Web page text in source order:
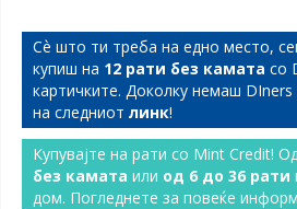
Сѐ што ти треба на едно место,
купиш на 12 рати без камата со
картичките. Доколку немаш DIners
на следниот линк!
Купувајте на рати со Mint Credit!
без камата или од 6 до 36 рати
дом. Погледнете за повеќе